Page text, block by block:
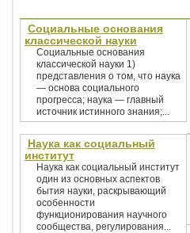
Социальные основания
классической науки
Социальные основания
классической науки 1)
представления о том, что наука
— основа социального
прогресса; наука — главный
источник истинного знания;...
Наука как социальный
институт
Наука как социальный институт
один из основных аспектов
бытия науки, раскрывающий
особенности
функционирования научного
сообщества, регулирования...